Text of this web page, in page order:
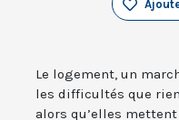
Le logement, un
les difficultés que
alors qu’elles